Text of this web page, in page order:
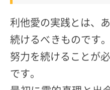
利他愛の実践とは、
続けるべきものです
努力を続けることが
です。